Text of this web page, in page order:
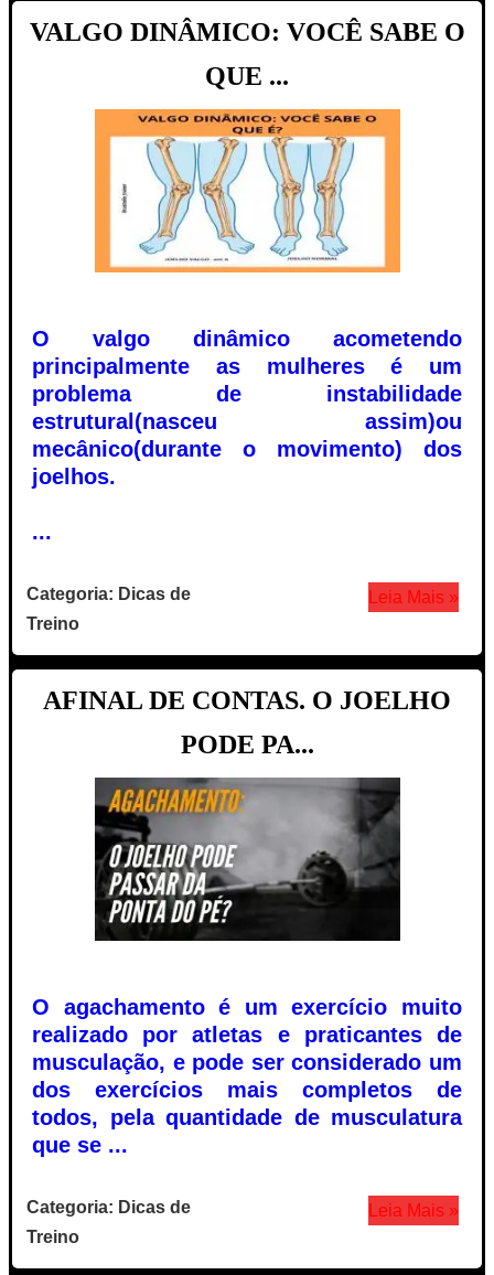
VALGO DINÂMICO: VOCÊ SABE O
QUE ...
O valgo dinâmico acometendo
principalmente as mulheres é um
problema de instabilidade
estrutural(nasceu assim)ou
mecânico(durante o movimento) dos
joelhos.
...
Categoria: Dicas de
Treino
Leia Mais »
AFINAL DE CONTAS. O JOELHO
PODE PA...
O agachamento é um exercício muito
realizado por atletas e praticantes de
musculação, e pode ser considerado um
dos exercícios mais completos de
todos, pela quantidade de musculatura
que se ...
Categoria: Dicas de
Treino
Leia Mais »